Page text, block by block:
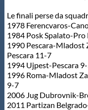
Mappa del sito
Le finali perse da
1978 Ferencvaros-
1984 Posk Spalato-Pro
1990 Pescara-Mladost
Pescara 11-7
1994 Ujpest-Pescara
1996 Roma-Mladost
9-7
2006 Jug Dubrovnik-
2011 Partizan